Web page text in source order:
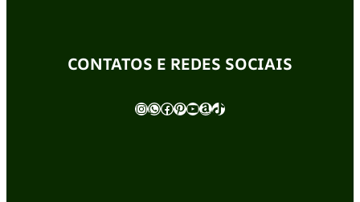
CONTATOS E REDES SOCIAIS
InstagramWhatsApp Facebook Pinterest Youtube Amazon TikTok